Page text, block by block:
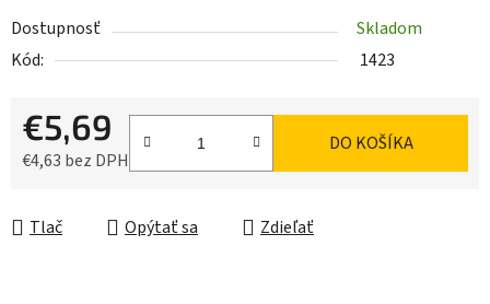
Dostupnosť
Skladom
Kód:
1423
€5,69
€4,63 bez DPH
DO KOŠÍKA
Tlač Opýtať sa Zdieľať